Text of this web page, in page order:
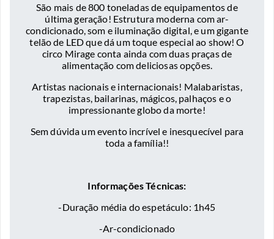
São mais de 800 toneladas de equipamentos de
última geração! Estrutura moderna com ar-
condicionado, som e iluminação digital, e um gigante
telão de LED que dá um toque especial ao show! O
circo Mirage conta ainda com duas praças de
alimentação com deliciosas opções.
Artistas nacionais e internacionais! Malabaristas,
trapezistas, bailarinas, mágicos, palhaços e o
impressionante globo da morte!
Sem dúvida um evento incrível e inesquecível para
toda a família!!
Informações Técnicas:
-Duração média do espetáculo: 1h45
-Ar-condicionado